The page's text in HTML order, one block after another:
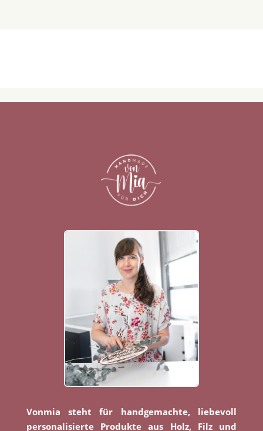
Vonmia steht für handgemachte, liebevoll
personalisierte Produkte aus Holz, Filz und